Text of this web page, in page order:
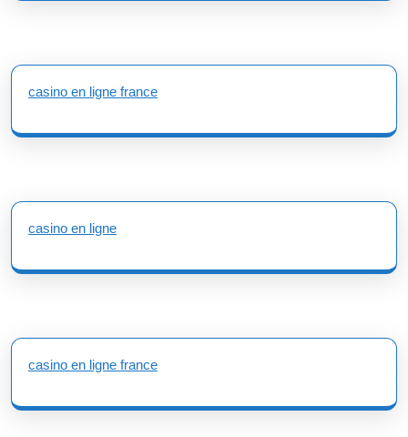
casino en ligne france
casino en ligne
casino en ligne france